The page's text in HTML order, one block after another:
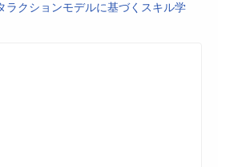
ラクションモデルに基づくスキル学